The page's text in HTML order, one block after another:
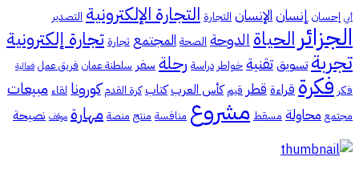
أبي إحسان إنسانالإنسان التجارة التجارة الإلكترونية التصدير
الجزائر الحياةالدوحة الصحة المجتمع تجارة تجارة إلكترونية
تجربة تسويقتقنية خواطر دراسة رحلة سفر سلطنة عمان فريق عمل فعالية
فكر فكرة قراءة قطر قيم كأس العرب كتاب كرة القدم كورونا لقاء مبيعات
مجتمع محاولة مسقط مشروع منافسة منتج منصة مهارة موقف نصيحة